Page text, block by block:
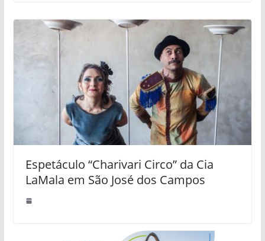
Espetáculo “Charivari Circo” da Cia
LaMala em São José dos Campos